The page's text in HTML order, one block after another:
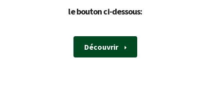
le bouton ci-dessous:
Découvrir